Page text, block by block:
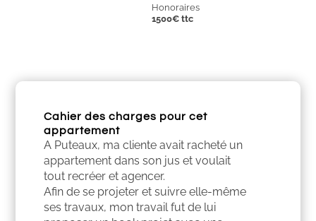
Honoraires
1500€ ttc
Cahier des charges pour cet
appartement
A Puteaux, ma cliente avait racheté un
appartement dans son jus et voulait
tout recréer et agencer.
Afin de se projeter et suivre elle-même
ses travaux, mon travail fut de lui